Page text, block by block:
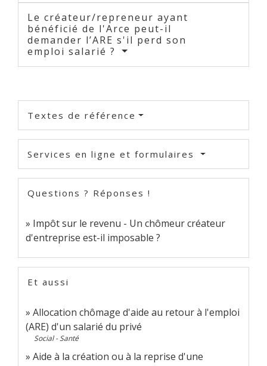
Le créateur/repreneur ayant
bénéficié de l'Arce peut-il
demander l’ARE s'il perd son
emploi salarié ?
Textes de référence
Services en ligne et formulaires
Questions ? Réponses !
Impôt sur le revenu - Un chômeur créateur
d'entreprise est-il imposable ?
Et aussi
Allocation chômage d'aide au retour à l'emploi
(ARE) d'un salarié du privé
Social - Santé
Aide à la création ou à la reprise d'une